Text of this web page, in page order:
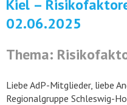
Kiel –
02.06.2025
Thema:
Liebe AdP-Mitglieder, liebe
Regionalgruppe Schleswig-